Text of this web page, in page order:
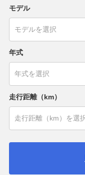
モデル
年式
走行距離（km）